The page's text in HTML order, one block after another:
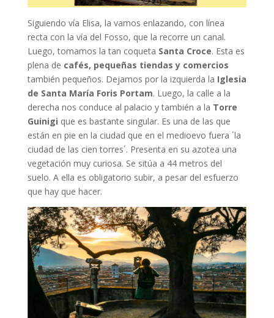
Siguiendo vía Elisa, la vamos enlazando, con línea
recta con la vía del Fosso, que la recorre un canal.
Luego, tomamos la tan coqueta Santa Croce. Esta es
plena de cafés, pequeñas tiendas y comercios
también pequeños. Dejamos por la izquierda la Iglesia
de Santa María Foris Portam. Luego, la calle a la
derecha nos conduce al palacio y también a la Torre
Guinigi que es bastante singular. Es una de las que
están en pie en la ciudad que en el medioevo fuera ´la
ciudad de las cien torres´. Presenta en su azotea una
vegetación muy curiosa. Se sitúa a 44 metros del
suelo. A ella es obligatorio subir, a pesar del esfuerzo
que hay que hacer.